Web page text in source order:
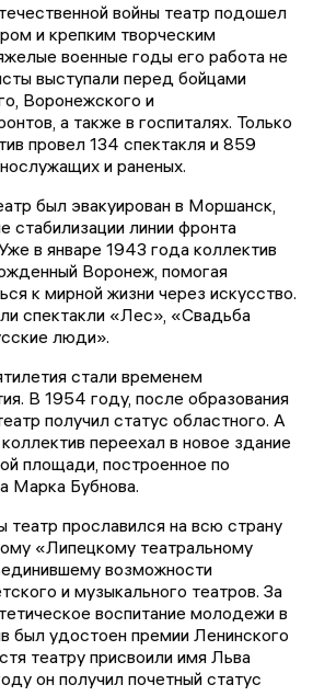
войны театр подошел
и крепким творческим
военные годы его работа не
выступали перед бойцами
Воронежского и
а также в госпиталях. Только
провел 134 спектакля и 859
и раненых.
был эвакуирован в Моршанск,
стабилизации линии фронта
в январе 1943 года коллектив
Воронеж, помогая
к мирной жизни через искусство.
спектакли «Лес», «Свадьба
люди».
стали временем
В 1954 году, после образования
получил статус областного. А
переехал в новое здание
площади, построенное по
Марка Бубнова.
прославился на всю страну
«Липецкому театральному
возможности
и музыкального театров. За
воспитание молодежи в
был удостоен премии Ленинского
театру присвоили имя Льва
он получил почетный статус